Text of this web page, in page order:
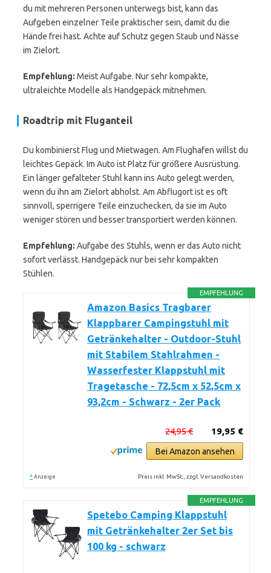
du mit mehreren Personen unterwegs bist, kann das
Aufgeben einzelner Teile praktischer sein, damit du die
Hände frei hast. Achte auf Schutz gegen Staub und Nässe
im Zielort.
Empfehlung: Meist Aufgabe. Nur sehr kompakte,
ultraleichte Modelle als Handgepäck mitnehmen.
Roadtrip mit Fluganteil
Du kombinierst Flug und Mietwagen. Am Flughafen willst du
leichtes Gepäck. Im Auto ist Platz für größere Ausrüstung.
Ein länger gefalteter Stuhl kann ins Auto gelegt werden,
wenn du ihn am Zielort abholst. Am Abflugort ist es oft
sinnvoll, sperrigere Teile einzuchecken, da sie im Auto
weniger stören und besser transportiert werden können.
Empfehlung: Aufgabe des Stuhls, wenn er das Auto nicht
sofort verlässt. Handgepäck nur bei sehr kompakten
Stühlen.
EMPFEHLUNG
Amazon Basics Tragbarer
Klappbarer Campingstuhl mit
Getränkehalter - Outdoor-Stuhl
mit Stabilem Stahlrahmen -
Wasserfester Klappstuhl mit
Tragetasche - 72,5cm x 52,5cm x
93,2cm - Schwarz - 2er Pack
19,95 €
24,95 €
Bei Amazon ansehen
* Anzeige Preis inkl. MwSt., zzgl. Versandkosten
EMPFEHLUNG
Spetebo Camping Klappstuhl
mit Getränkehalter 2er Set bis
100 kg - schwarz